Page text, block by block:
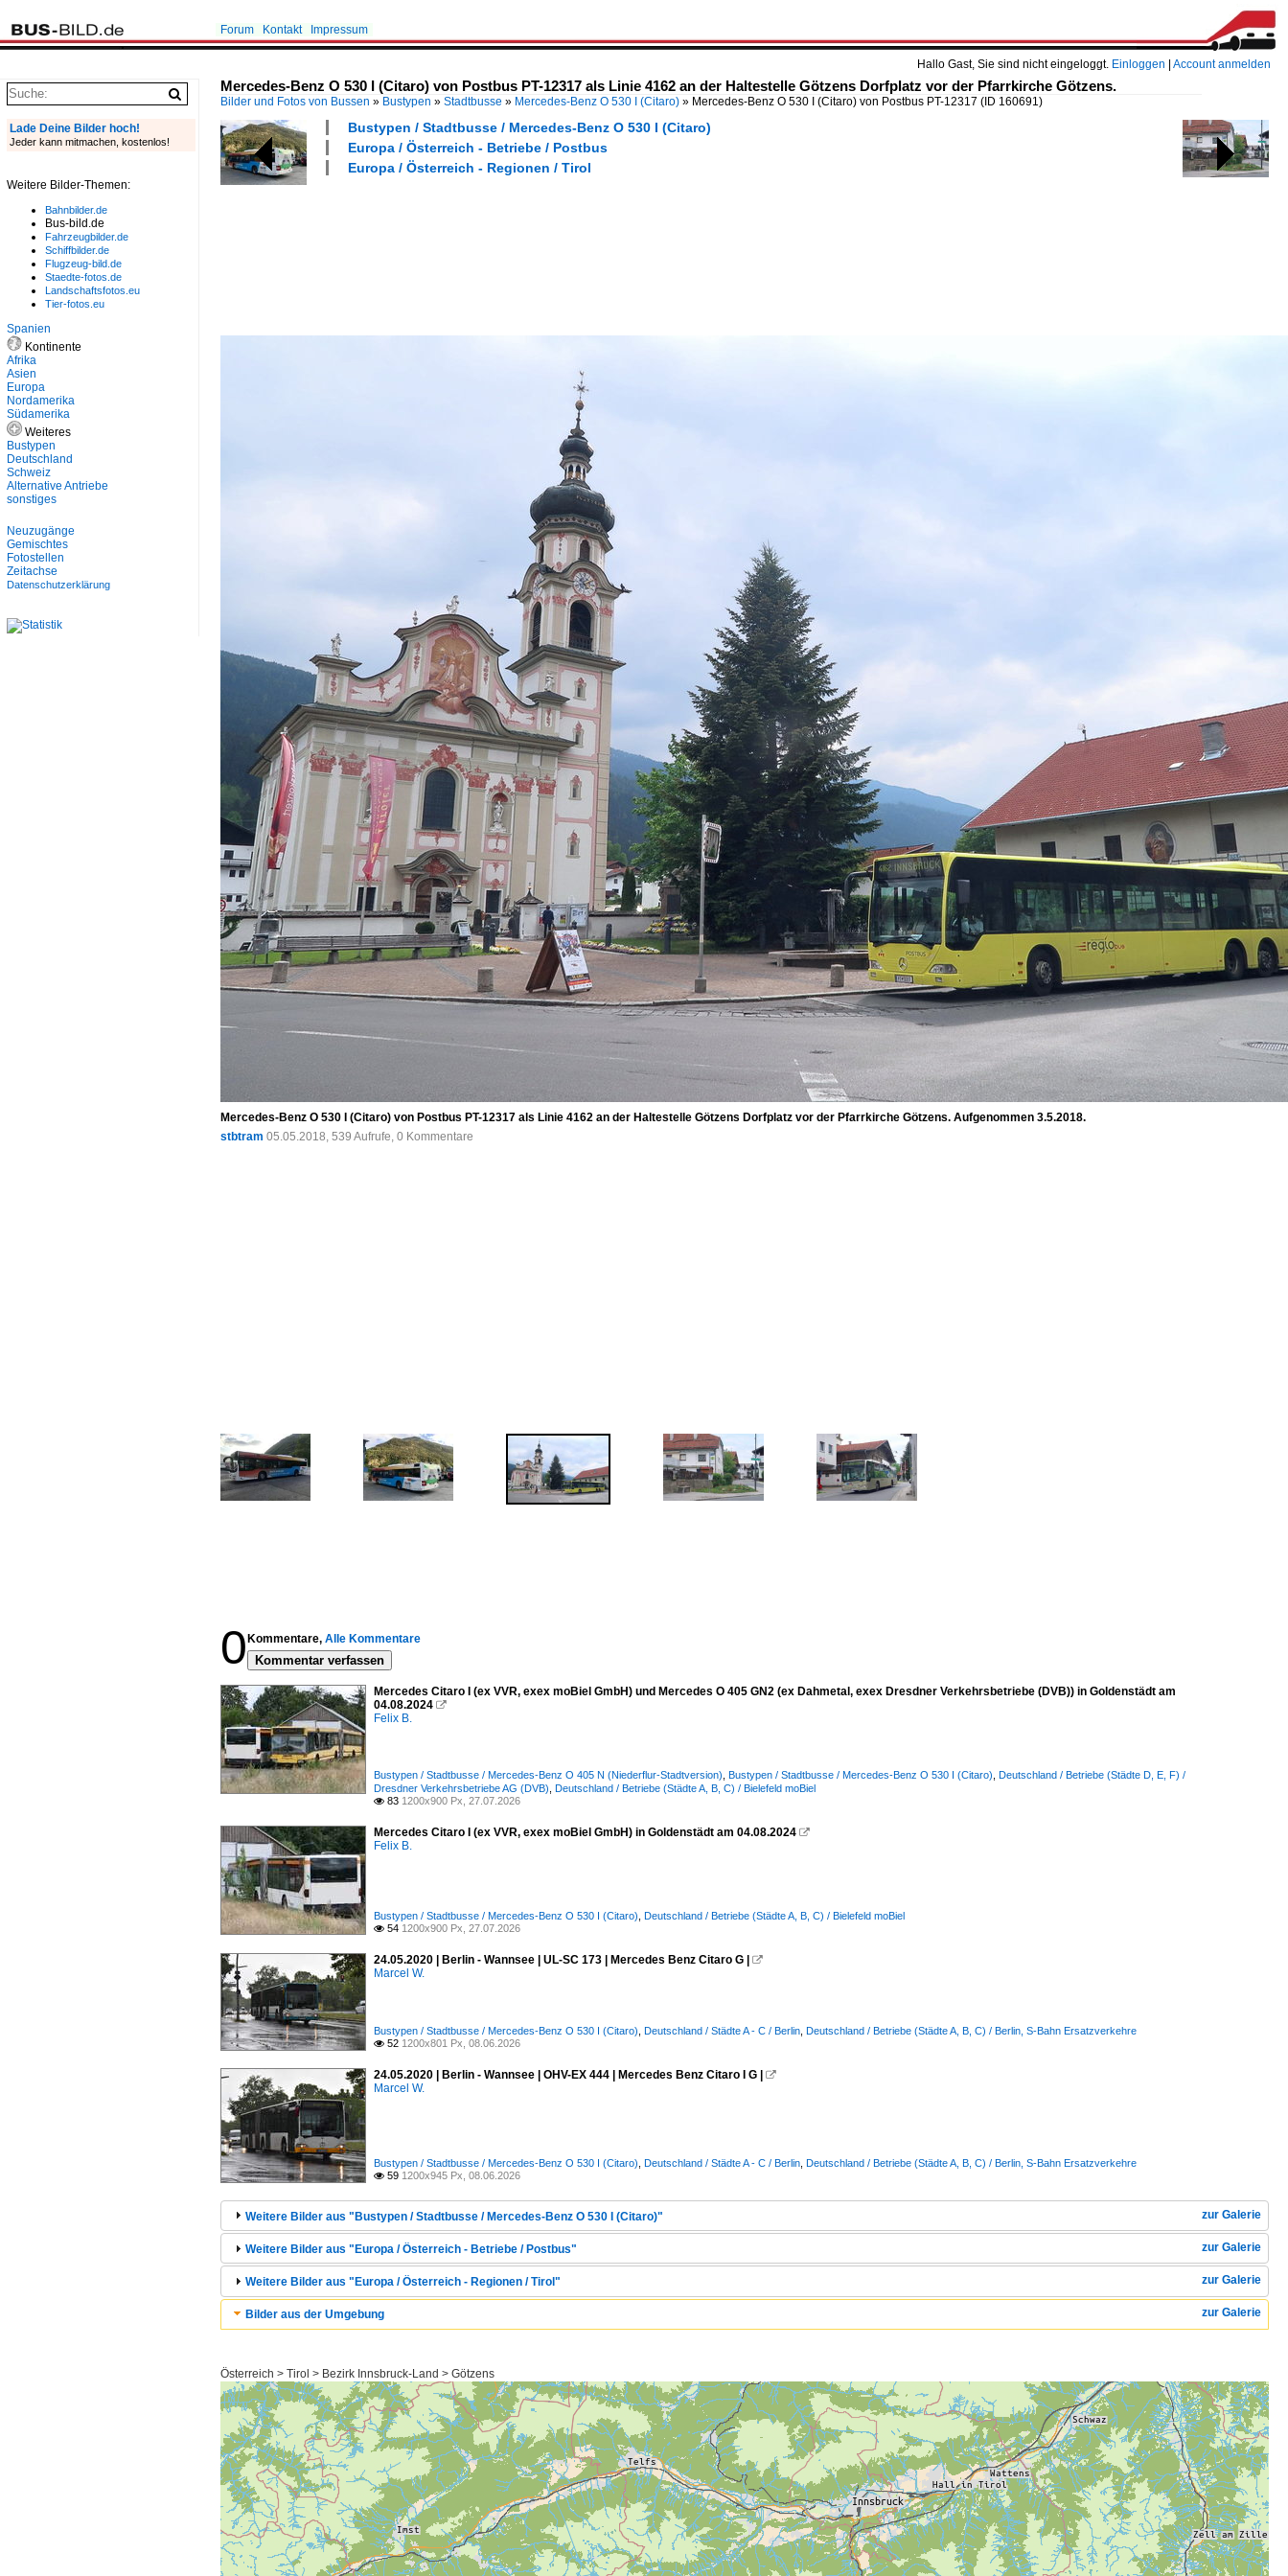
Hallo Gast, Sie sind nicht eingeloggt. Einloggen Account anmelden
Forum Kontakt Impressum
Mercedes-Benz O 530 I (Citaro) von Postbus PT-12317 als Linie 4162 an der Haltestelle Götzens Dorfplatz vor der Pfarrkirche Götzens.
Bilder und Fotos von Bussen » Bustypen » Stadtbusse » Mercedes-Benz O 530 I (Citaro) » Mercedes-Benz O 530 I (Citaro) von Postbus PT-12317 (ID 160691)
Bustypen / Stadtbusse / Mercedes-Benz O 530 I (Citaro)
Europa / Österreich - Betriebe / Postbus
Europa / Österreich - Regionen / Tirol
Mercedes-Benz O 530 I (Citaro) von Postbus PT-12317 als Linie 4162 an der Haltestelle Götzens Dorfplatz vor der Pfarrkirche Götzens. Aufgenommen 3.5.2018.
stbtram 05.05.2018, 539 Aufrufe, 0 Kommentare
0 Kommentare, Alle Kommentare
Kommentar verfassen
Mercedes Citaro I (ex VVR, exex moBiel GmbH) und Mercedes O 405 GN2 (ex Dahmetal, exex Dresdner Verkehrsbetriebe (DVB)) in Goldenstädt am
04.08.2024 
Felix B.
Bustypen / Stadtbusse / Mercedes-Benz O 405 N (Niederflur-Stadtversion) Bustypen / Stadtbusse / Mercedes-Benz O 530 I (Citaro) Deutschland / Betriebe (Städte D, E, F) /
Dresdner Verkehrsbetriebe AG (DVB) Deutschland / Betriebe (Städte A, B, C) / Bielefeld moBiel
 83 1200x900 Px, 27.07.2026
Mercedes Citaro I (ex VVR, exex moBiel GmbH) in Goldenstädt am 04.08.2024 
Felix B.
Bustypen / Stadtbusse / Mercedes-Benz O 530 I (Citaro) Deutschland / Betriebe (Städte A, B, C) / Bielefeld moBiel
 54 1200x900 Px, 27.07.2026
24.05.2020 | Berlin - Wannsee | UL-SC 173 | Mercedes Benz Citaro G | 
Marcel W.
Bustypen / Stadtbusse / Mercedes-Benz O 530 I (Citaro) Deutschland / Städte A - C / Berlin Deutschland / Betriebe (Städte A, B, C) / Berlin, S-Bahn Ersatzverkehre
 52 1200x801 Px, 08.06.2026
24.05.2020 | Berlin - Wannsee | OHV-EX 444 | Mercedes Benz Citaro I G | 
Marcel W.
Bustypen / Stadtbusse / Mercedes-Benz O 530 I (Citaro) Deutschland / Städte A - C / Berlin Deutschland / Betriebe (Städte A, B, C) / Berlin, S-Bahn Ersatzverkehre
 59 1200x945 Px, 08.06.2026
zur Galerie
Weitere Bilder aus "Bustypen / Stadtbusse / Mercedes-Benz O 530 I (Citaro)"
zur Galerie
Weitere Bilder aus "Europa / Österreich - Betriebe / Postbus"
zur Galerie
Weitere Bilder aus "Europa / Österreich - Regionen / Tirol"
zur Galerie
Bilder aus der Umgebung
Österreich > Tirol > Bezirk Innsbruck-Land > Götzens
Lade Deine Bilder hoch!
Jeder kann mitmachen, kostenlos!
Weitere Bilder-Themen:
Bahnbilder.de
Bus-bild.de
Fahrzeugbilder.de
Schiffbilder.de
Flugzeug-bild.de
Staedte-fotos.de
Landschaftsfotos.eu
Tier-fotos.eu
Spanien
Kontinente
Afrika
Asien
Europa
Nordamerika
Südamerika
Weiteres
Bustypen
Deutschland
Schweiz
Alternative Antriebe
sonstiges
Neuzugänge
Gemischtes
Fotostellen
Zeitachse
Datenschutzerklärung